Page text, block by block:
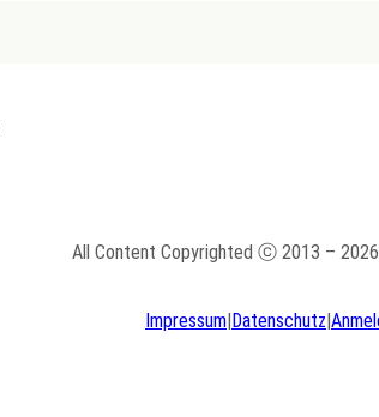
All Content Copyrighted ⓒ 2013 – 2026
Impressum|Datenschutz|